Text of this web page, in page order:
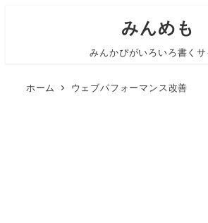
みんめも
みんかぴがいろいろ書くサ
ホーム ウェブパフォーマンス改善